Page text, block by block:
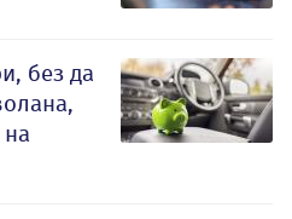
без да
на